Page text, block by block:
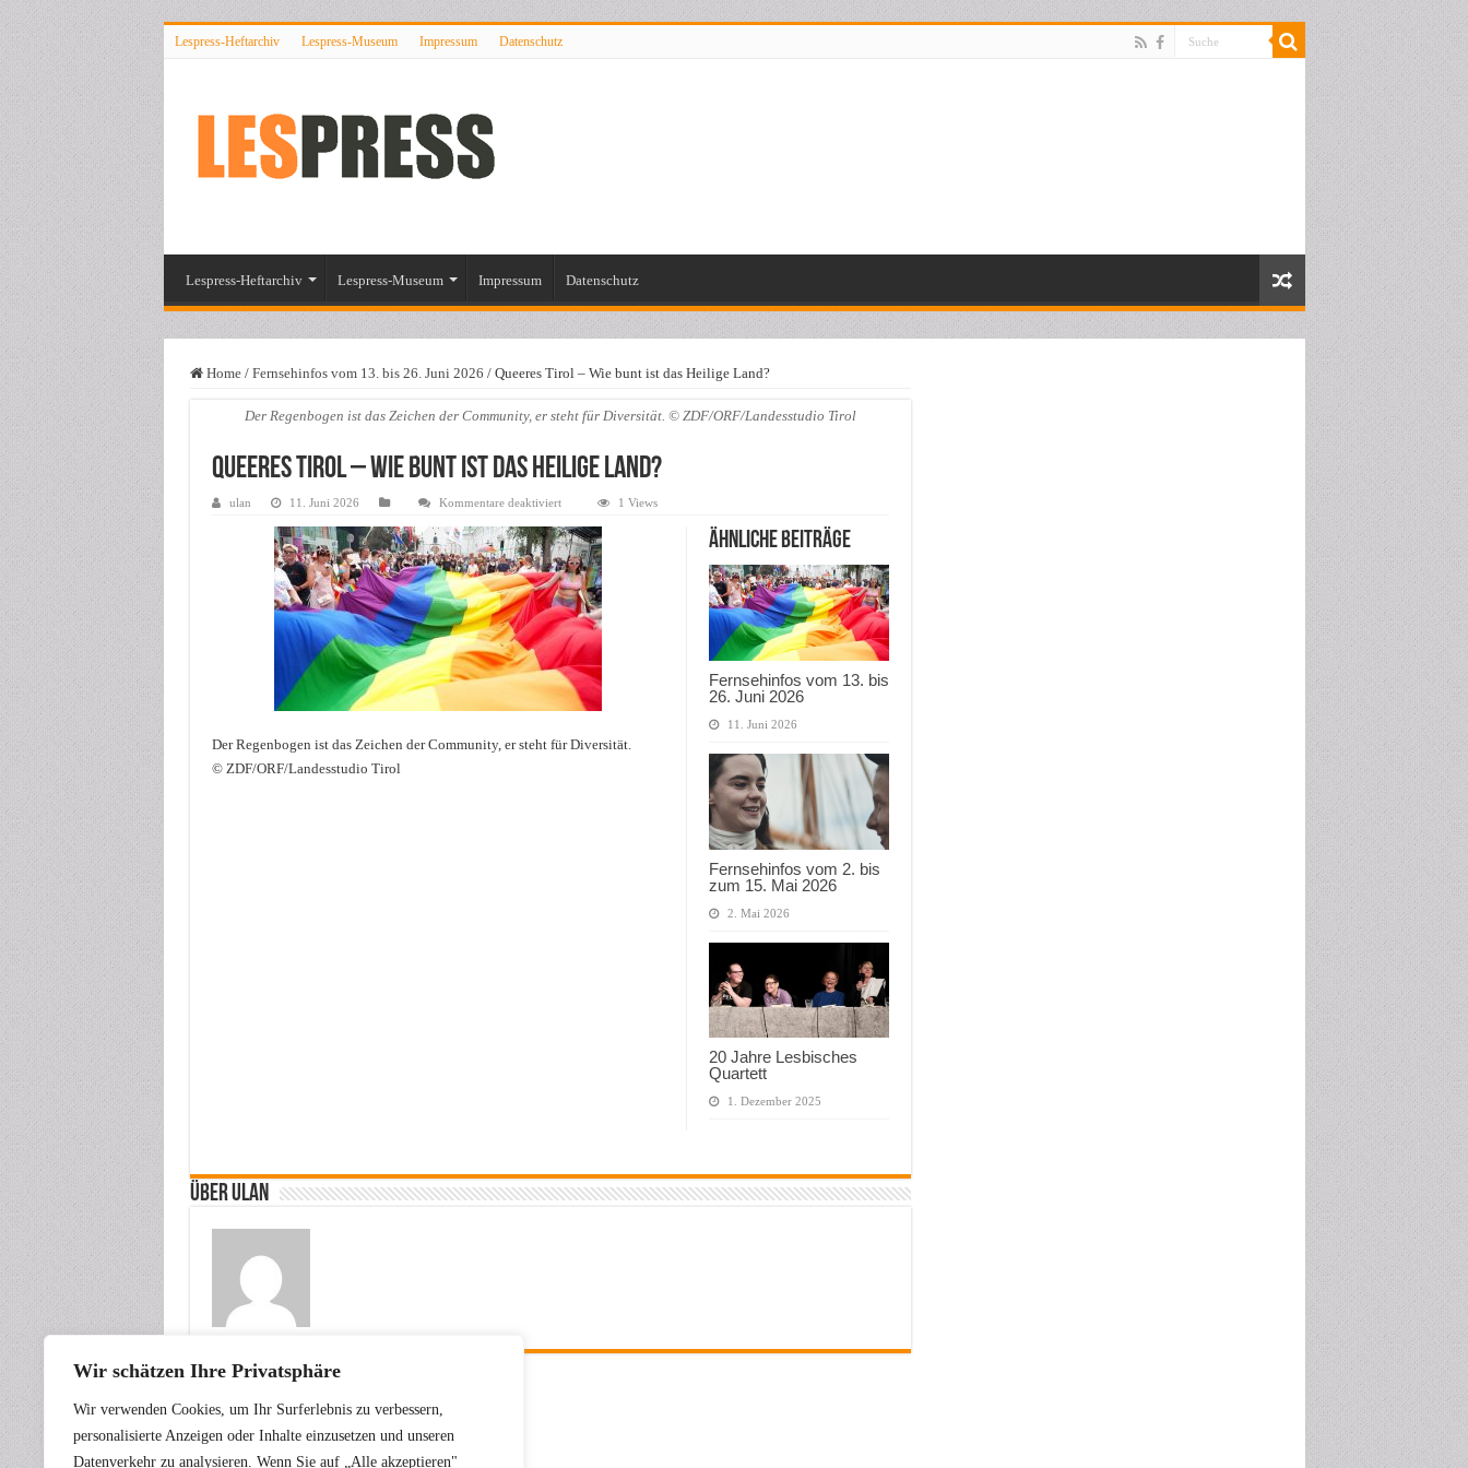
Wir schätzen Ihre Privatsphäre
Wir verwenden Cookies, um Ihr Surferlebnis zu verbessern,
personalisierte Anzeigen oder Inhalte einzusetzen und unseren
Datenverkehr zu analysieren. Wenn Sie auf „Alle akzeptieren"
Lespress-Heftarchiv Lespress-Museum Impressum Datenschutz
Lespress-Heftarchiv Lespress-Museum Impressum Datenschutz
Home / Fernsehinfos vom 13. bis 26. Juni 2026 / Queeres Tirol – Wie bunt ist das Heilige Land?
Der Regenbogen ist das Zeichen der Community, er steht für Diversität. © ZDF/ORF/Landesstudio Tirol
Queeres Tirol – Wie bunt ist das Heilige Land?
ulan 11. Juni 2026 Kommentare deaktiviertfür
Tirol
–
Wie
bunt
ist
das
Heilige
Land?
1 Views
Ähnliche Beiträge
Fernsehinfos vom 13. bis
26. Juni 2026
11. Juni 2026
Fernsehinfos vom 2. bis
zum 15. Mai 2026
2. Mai 2026
20 Jahre Lesbisches
Quartett
1. Dezember 2025
Der Regenbogen ist das Zeichen der Community, er steht für Diversität.
© ZDF/ORF/Landesstudio Tirol
Über ulan
Fernsehinfos vom 13. bis 26. Juni